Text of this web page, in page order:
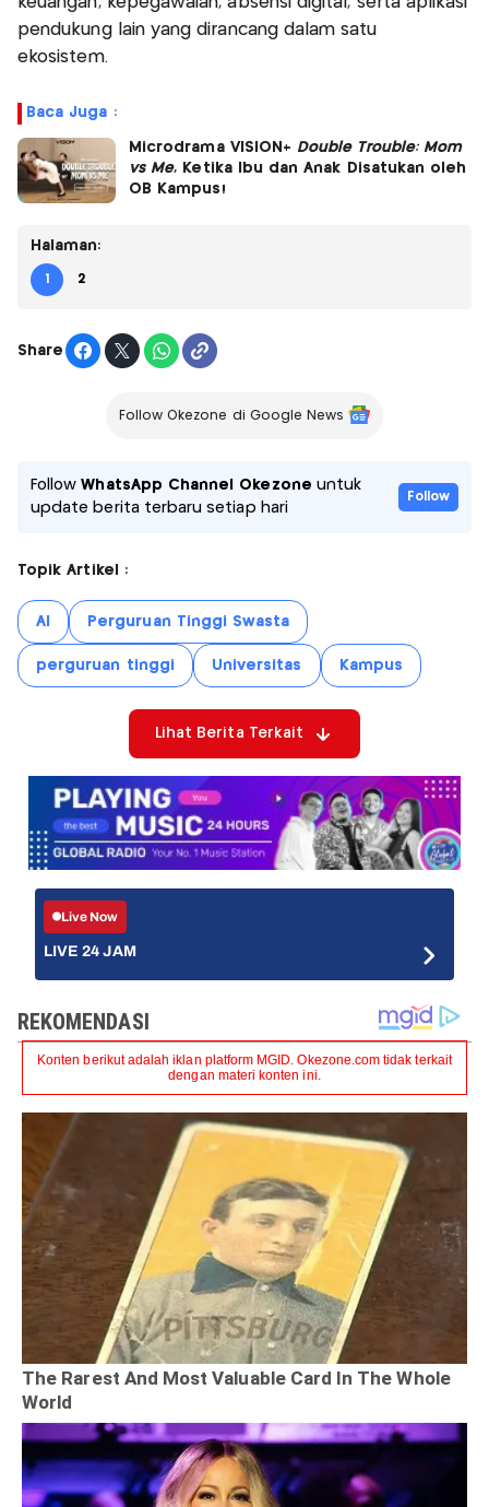
pendukung lain yang dirancang dalam satu
ekosistem.
Baca Juga :
Microdrama VISION+ Double Trouble: Mom
vs Me, Ketika Ibu dan Anak Disatukan oleh
OB Kampus!
Halaman:
1 2
Share
Follow Okezone di Google News
FollowWhatsApp Channel Okezone untuk
update berita terbaru setiap hari
Follow
Topik Artikel :
AI Perguruan Tinggi Swasta
perguruan tinggi Universitas Kampus
Lihat Berita Terkait
Live Now
LIVE 24 JAM